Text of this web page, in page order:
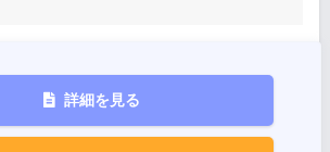
詳細を見る